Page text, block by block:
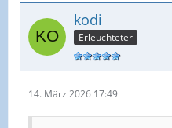
kodi
Erleuchteter
14. März 2026 17:49